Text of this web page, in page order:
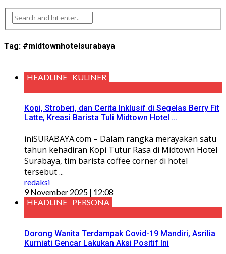
Tag: #midtownhotelsurabaya
HEADLINE KULINER
Kopi, Stroberi, dan Cerita Inklusif di Segelas Berry Fit
Latte, Kreasi Barista Tuli Midtown Hotel ...
iniSURABAYA.com – Dalam rangka merayakan satu
tahun kehadiran Kopi Tutur Rasa di Midtown Hotel
Surabaya, tim barista coffee corner di hotel
tersebut ...
redaksi
9 November 2025 | 12:08
HEADLINE PERSONA
Dorong Wanita Terdampak Covid-19 Mandiri, Asrilia
Kurniati Gencar Lakukan Aksi Positif Ini